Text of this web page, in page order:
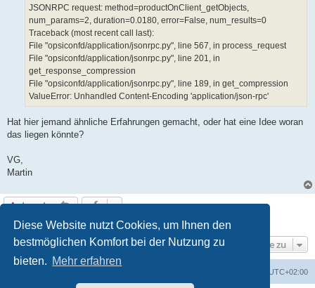
Diese Website nutzt Cookies, um Ihnen den
bestmöglichen Komfort bei der Nutzung zu
bieten. Mehr erfahren
JSONRPC request: method=productOnClient_getObjects,
num_params=2, duration=0.0180, error=False, num_results=0
Traceback (most recent call last):
File "opsiconfd/application/jsonrpc.py", line 567, in process_request
File "opsiconfd/application/jsonrpc.py", line 201, in
get_response_compression
File "opsiconfd/application/jsonrpc.py", line 189, in get_compression
ValueError: Unhandled Content-Encoding 'application/json-rpc'
Hat hier jemand ähnliche Erfahrungen gemacht, oder hat eine Idee woran
das liegen könnte?
VG,
Martin
Antworten
1 Beitrag • Seite1von1
Gehe zu
UTC+02:00